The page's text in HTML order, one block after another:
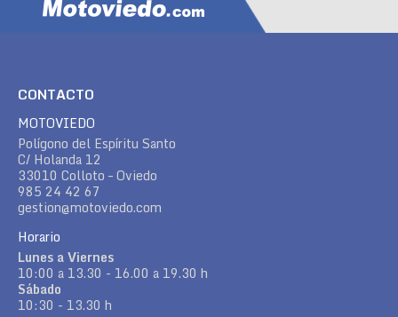
CONTACTO
MOTOVIEDO
Polígono del Espíritu Santo
C/ Holanda 12
33010 Colloto – Oviedo
985 24 42 67
gestion@motoviedo.com
Horario
Lunes a Viernes
10:00 a 13.30 - 16.00 a 19.30 h
Sábado
10:30 - 13.30 h